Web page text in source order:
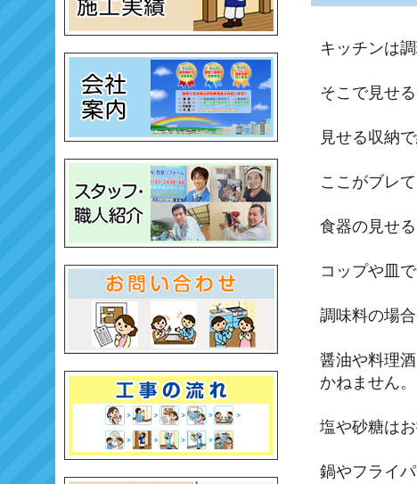
キッチンは
そこで見せ
見せる収納
ここがブレ
食器の見せ
コップや皿
調味料の場
醤油や料理
かねません。
塩や砂糖は
鍋やフライ